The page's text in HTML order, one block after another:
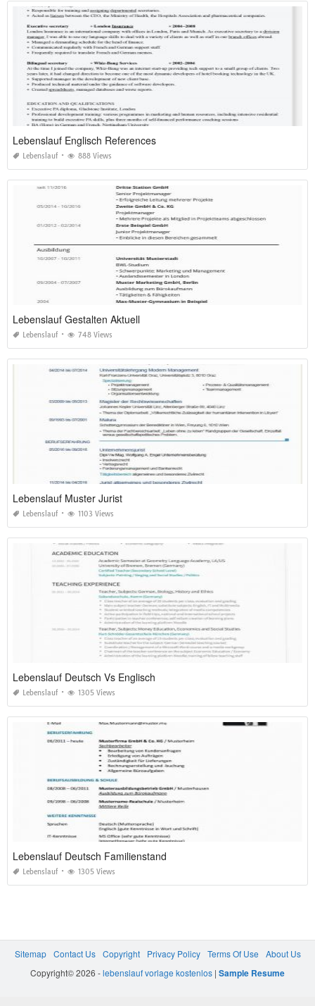
Lebenslauf Englisch References
Lebenslauf 888 Views
Lebenslauf Gestalten Aktuell
Lebenslauf 748 Views
Lebenslauf Muster Jurist
Lebenslauf 1103 Views
Lebenslauf Deutsch Vs Englisch
Lebenslauf 1305 Views
Lebenslauf Deutsch Familienstand
Lebenslauf 1305 Views
Sitemap Contact Us Copyright Privacy Policy Terms Of Use
About Us
Copyright© 2026 -lebenslauf vorlage kostenlos | Sample Resume